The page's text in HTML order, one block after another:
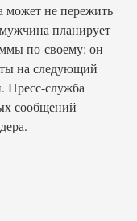
может не пережить
планирует
по-своему: он
на следующий
Пресс-служба
сообщений